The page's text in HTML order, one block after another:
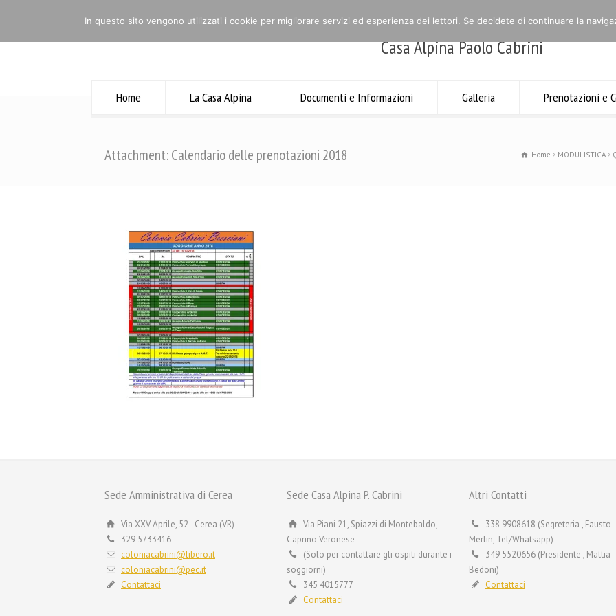
Casa Alpina Paolo Cabrini
Home La Casa Alpina Documenti e Informazioni Galleria Prenotazioni e
Attachment: Calendario delle prenotazioni 2018 Home MODULISTICA
Sede Amministrativa di Cerea
Via XXV Aprile, 52 - Cerea (VR)
329 5733416
coloniacabrini@libero.it
coloniacabrini@pec.it
Contattaci
Sede Casa Alpina P. Cabrini
Via Piani 21, Spiazzi di Montebaldo,
Caprino Veronese
(Solo per contattare gli ospiti durante i
soggiorni)
345 4015777
Contattaci
Altri Contatti
338 9908618 (Segreteria , Fausto
Merlin, Tel/Whatsapp)
349 5520656 (Presidente , Mattia
Bedoni)
Contattaci
In questo sito vengono utilizzati i cookie per migliorare servizi ed esperienza dei lettori. Se decidete di continuare la